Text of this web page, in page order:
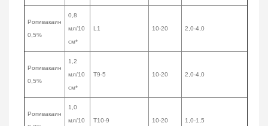
Ропивакаин
0,5%
0,8
мл/10
см*
L1 10-20 2,0-4,0
Ропивакаин
0,5%
1,2
мл/10
см*
Т9-5 10-20 2,0-4,0
Ропивакаин
1,0
мл/10
Т10-9 10-20 1,0-1,5